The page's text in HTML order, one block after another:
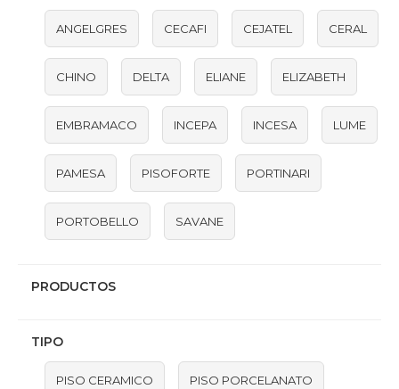
ANGELGRES CECAFI CEJATEL CERAL
CHINO DELTA ELIANE ELIZABETH
EMBRAMACO INCEPA INCESA LUME
PAMESA PISOFORTE PORTINARI
PORTOBELLO SAVANE
PRODUCTOS
TIPO
PISO CERAMICO PISO PORCELANATO